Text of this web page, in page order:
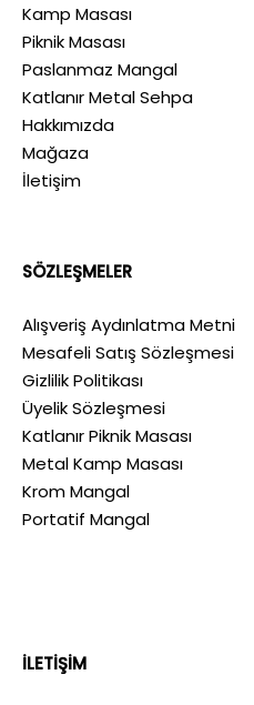
Kamp Masası
Piknik Masası
Paslanmaz Mangal
Katlanır Metal Sehpa
Hakkımızda
Mağaza
İletişim
SÖZLEŞMELER
Alışveriş Aydınlatma Metni
Mesafeli Satış Sözleşmesi
Gizlilik Politikası
Üyelik Sözleşmesi
Katlanır Piknik Masası
Metal Kamp Masası
Krom Mangal
Portatif Mangal
İLETİŞİM